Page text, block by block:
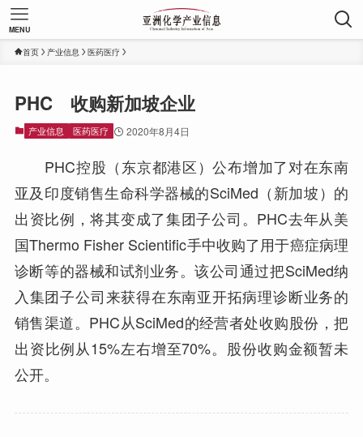
MENU
首页 产业信息 医药医疗
PHC 收购新加坡企业
产业信息 医药医疗 2020年8月4日
PHC控股（东京都港区）公布增加了对在东南
亚及印度销售生命科学器械的SciMed（新加坡）的
出资比例，将其变成了集团子公司。PHC去年从美
国Thermo Fisher Scientific手中收购了用于癌症病理
诊断等的器械和试剂业务。该公司通过把SciMed纳
入集团子公司来获得在东南亚开拓病理诊断业务的
销售渠道。PHC从SciMed的经营者处收购股份，把
出资比例从15%左右增至70%。股份收购金额暂未
公开。